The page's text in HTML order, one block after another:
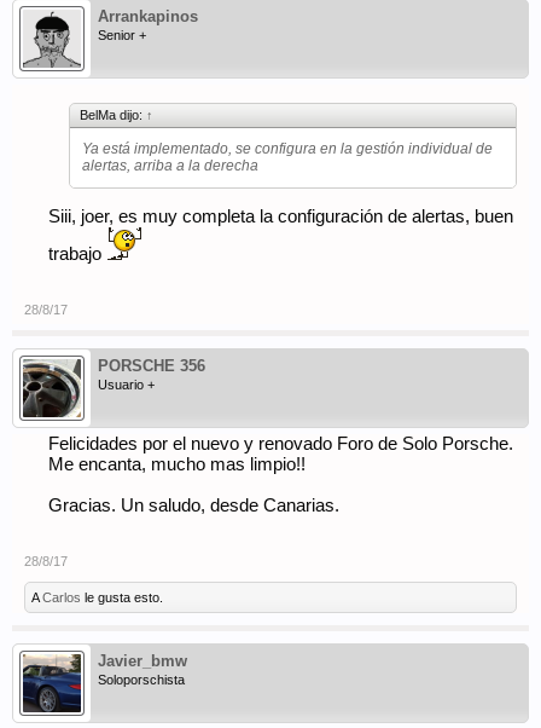
Arrankapinos
Senior +
BelMa dijo: ↑
Ya está implementado, se configura en la gestión individual de
alertas, arriba a la derecha
Siii, joer, es muy completa la configuración de alertas, buen
trabajo
28/8/17
PORSCHE 356
Usuario +
Felicidades por el nuevo y renovado Foro de Solo Porsche.
Me encanta, mucho mas limpio!!
Gracias. Un saludo, desde Canarias.
28/8/17
ACarlos le gusta esto.
Javier_bmw
Soloporschista